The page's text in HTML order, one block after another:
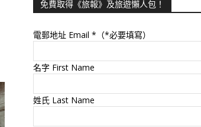
免費取得《旅報》及旅遊懶人包！
電郵地址 Email *（*必要填寫）
名字 First Name
姓氏 Last Name